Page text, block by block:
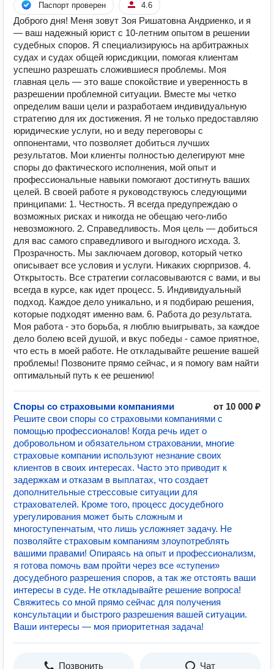
Паспорт проверен 4.6
Доброго дня! Меня зовут Зоя Ришатовна Андриенко, и я
— ваш надежный юрист с 10-летним опытом в решении
судебных споров. Я специализируюсь на арбитражных
судах и судах общей юрисдикции, помогая клиентам
успешно разрешать сложившиеся проблемы. Моя
главная цель — это ваше спокойствие и уверенность в
разрешении проблемной ситуации. Вместе мы четко
определим ваши цели и разработаем индивидуальную
стратегию для их достижения. Я не только предоставляю
юридические услуги, но и веду переговоры с
оппонентами, что позволяет добиться лучших
результатов. Мои клиенты полностью делегируют мне
споры до фактического исполнения, мой опыт и
профессиональные навыки помогают достигнуть ваших
целей. В своей работе я руководствуюсь следующими
принципами: 1. Честность. Я всегда предупреждаю о
возможных рисках и никогда не обещаю чего-либо
невозможного. 2. Справедливость. Моя цель — добиться
для вас самого справедливого и выгодного исхода. 3.
Прозрачность. Мы заключаем договор, который четко
описывает все условия и услуги. Никаких сюрпризов. 4.
Открытость. Все стратегии согласовываются с вами, и вы
всегда в курсе, как идет процесс. 5. Индивидуальный
подход. Каждое дело уникально, и я подбираю решения,
которые подходят именно вам. 6. Работа до результата.
Моя работа - это борьба, я люблю выигрывать, за каждое
дело болею всей душой, и вкус победы - самое приятное,
что есть в моей работе. Не откладывайте решение вашей
проблемы! Позвоните прямо сейчас, и я помогу вам найти
оптимальный путь к ее решению!
Споры со страховыми компаниями
от 10 000 ₽
Решите свои споры со страховыми компаниями с
помощью профессионалов! Когда речь идет о
добровольном и обязательном страховании, многие
страховые компании используют незнание своих
клиентов в своих интересах. Часто это приводит к
задержкам и отказам в выплатах, что создает
дополнительные стрессовые ситуации для
страхователей. Кроме того, процесс досудебного
урегулирования может быть сложным и
многоступенчатым, что лишь усложняет задачу. Не
позволяйте страховым компаниям злоупотреблять
вашими правами! Опираясь на опыт и профессионализм,
я готова помочь вам пройти через все «ступени»
досудебного разрешения споров, а так же отстоять ваши
интересы в суде. Не откладывайте решение вопроса!
Свяжитесь со мной прямо сейчас для получения
консультации и быстрого разрешения вашей ситуации.
Ваши интересы — моя приоритетная задача!
Позвонить Чат